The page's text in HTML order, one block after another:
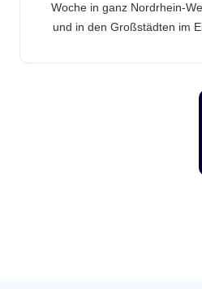
Woche in ganz Nordrhein-
und in den Großstädten im